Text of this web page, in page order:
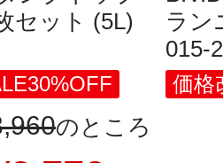
セット (5L)
のところ
ラン
015-
価格